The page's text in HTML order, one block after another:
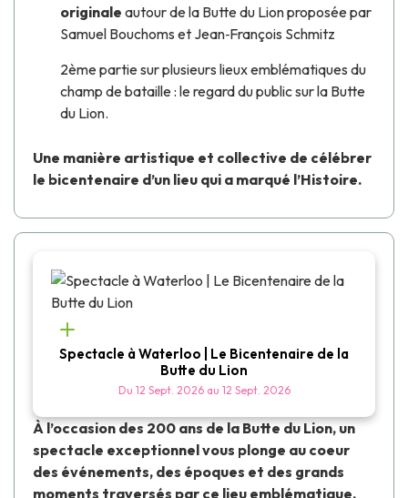
originale autour de la Butte du Lionproposée par
Samuel Bouchoms et Jean‑François Schmitz
2ème partie sur plusieurs lieux emblématiques du
champ de bataille : le regard du public sur la Butte
du Lion.
Une manière artistique et collective de célébrer
le bicentenaire d’un lieu qui a marqué l’Histoire.
Spectacle à Waterloo | Le Bicentenaire de la
Butte du Lion
Du 12 Sept. 2026 au 12 Sept. 2026
À l’occasion des 200 ans de la Butte du Lion, un
spectacle exceptionnel vous plonge au coeur
des événements, des époques et des grands
moments traversés par ce lieu emblématique,